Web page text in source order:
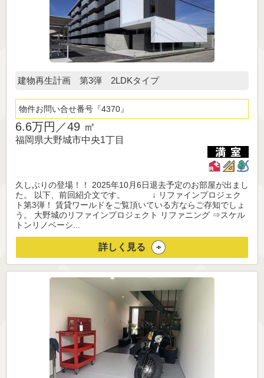
建物再生計画 第3弾 2LDKタイプ
物件お問い合せ番号 4370
6.6万円／49 ㎡
福岡県大野城市中央1丁目
久しぶりの登場！！ 2025年10月6日退去予定のお部屋が出まし
た。 以下、前回紹介文です。 ↓ リファインプロジェク
ト第3弾！ 賃貸ワールドをご覧頂いている方ならご存知でしょ
う。 大野城のリファインプロジェクト リファニング ⇒スケル
トンリノベーシ...
詳しく見る